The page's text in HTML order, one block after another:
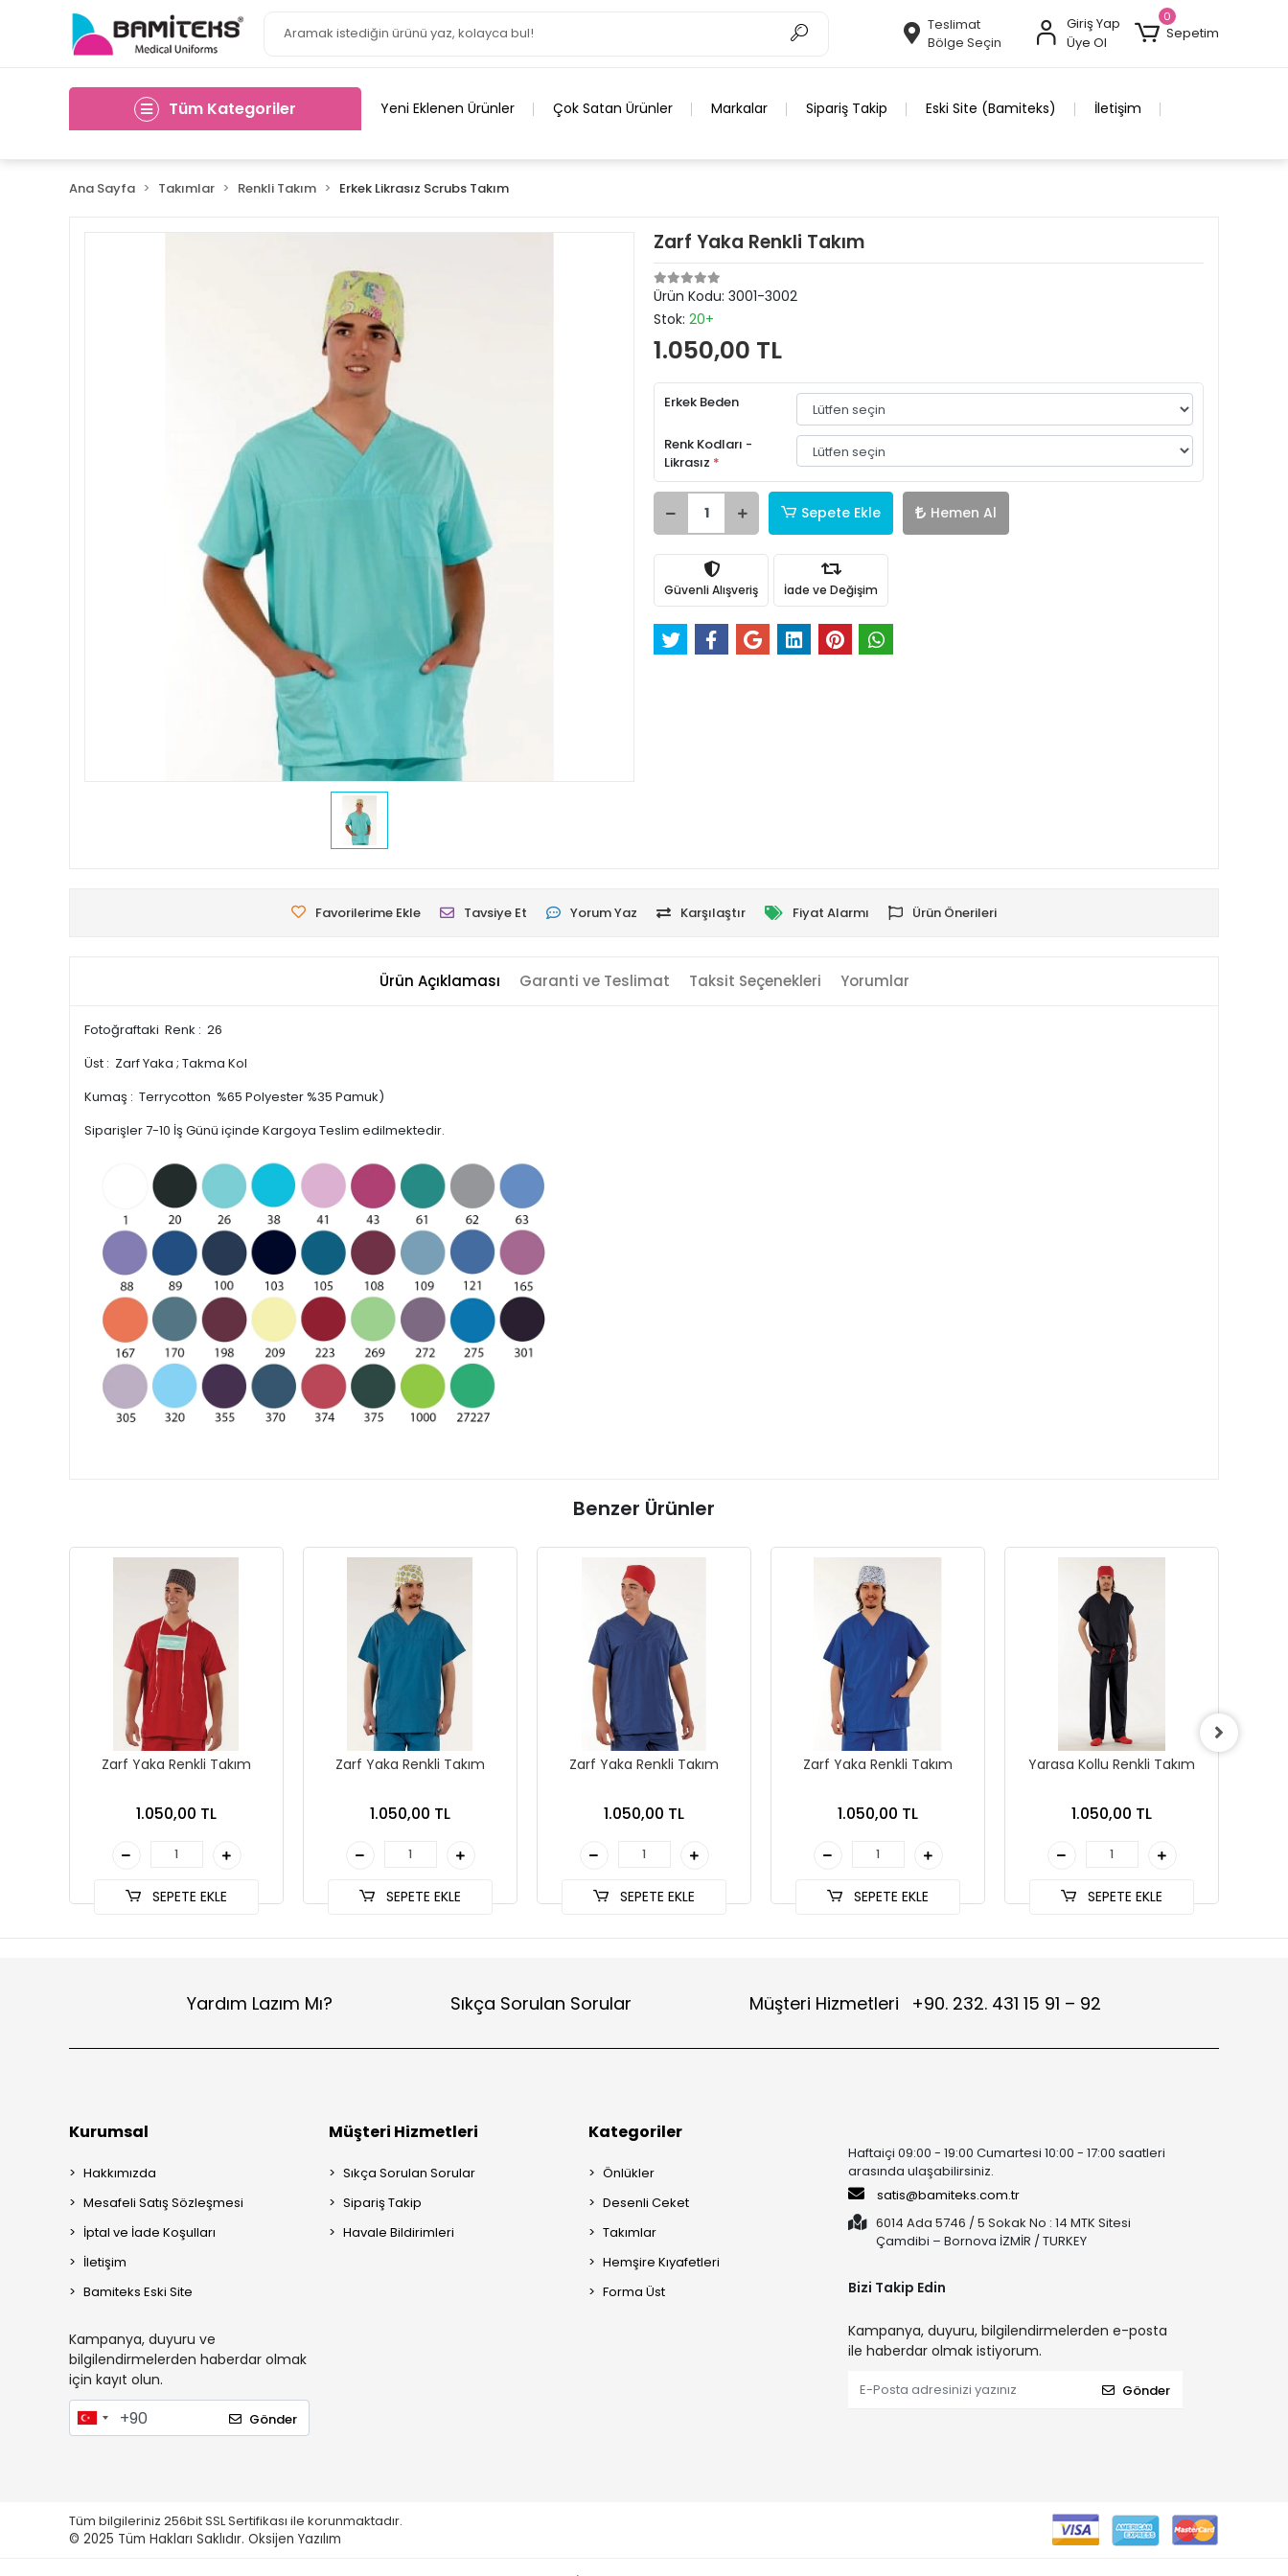
Teslimat
Bölge Seçin
Giriş Yap
Üye Ol
0
Sepetim
Tüm Kategoriler Yeni Eklenen Ürünler Çok Satan Ürünler Markalar Sipariş Takip Eski Site (Bamiteks) İletişim
Ana Sayfa Takımlar Renkli Takım Erkek Likrasız Scrubs Takım
Zarf Yaka Renkli Takım
Ürün Kodu: 3001-3002
Stok: 20+
1.050,00 TL
Erkek Beden
Renk Kodları -
Likrasız *
Sepete Ekle Hemen Al
Güvenli Alışveriş İade ve Değişim
Favorilerime Ekle Tavsiye Et Yorum Yaz Karşılaştır Fiyat Alarmı Ürün Önerileri
Ürün Açıklaması Garanti ve Teslimat Taksit Seçenekleri Yorumlar
Fotoğraftaki Renk : 26
Üst : Zarf Yaka ; Takma Kol
Kumaş : Terrycotton %65 Polyester %35 Pamuk)
Siparişler 7-10 İş Günü içinde Kargoya Teslim edilmektedir.
Benzer Ürünler
Zarf Yaka Renkli Takım
1.050,00 TL
SEPETE EKLE
Zarf Yaka Renkli Takım
1.050,00 TL
SEPETE EKLE
Zarf Yaka Renkli Takım
1.050,00 TL
SEPETE EKLE
Zarf Yaka Renkli Takım
1.050,00 TL
SEPETE EKLE
Yarasa Kollu Renkli Takım
1.050,00 TL
SEPETE EKLE
Yardım Lazım Mı? Sıkça Sorulan Sorular Müşteri Hizmetleri +90. 232. 431 15 91 – 92
Kurumsal
Hakkımızda
Mesafeli Satış Sözleşmesi
İptal ve İade Koşulları
İletişim
Bamiteks Eski Site
Kampanya, duyuru ve
bilgilendirmelerden haberdar olmak
için kayıt olun.
Gönder
Müşteri Hizmetleri
Sıkça Sorulan Sorular
Sipariş Takip
Havale Bildirimleri
Kategoriler
Önlükler
Desenli Ceket
Takımlar
Hemşire Kıyafetleri
Forma Üst
Haftaiçi 09:00 - 19:00 Cumartesi 10:00 - 17:00 saatleri
arasında ulaşabilirsiniz.
satis@bamiteks.com.tr
6014 Ada 5746 / 5 Sokak No : 14 MTK Sitesi
Çamdibi – Bornova İZMİR / TURKEY
Bizi Takip Edin
Kampanya, duyuru, bilgilendirmelerden e-posta
ile haberdar olmak istiyorum.
Gönder
Tüm bilgileriniz 256bit SSL Sertifikası ile korunmaktadır.
© 2025 Tüm Hakları Saklıdır. Oksijen Yazılım